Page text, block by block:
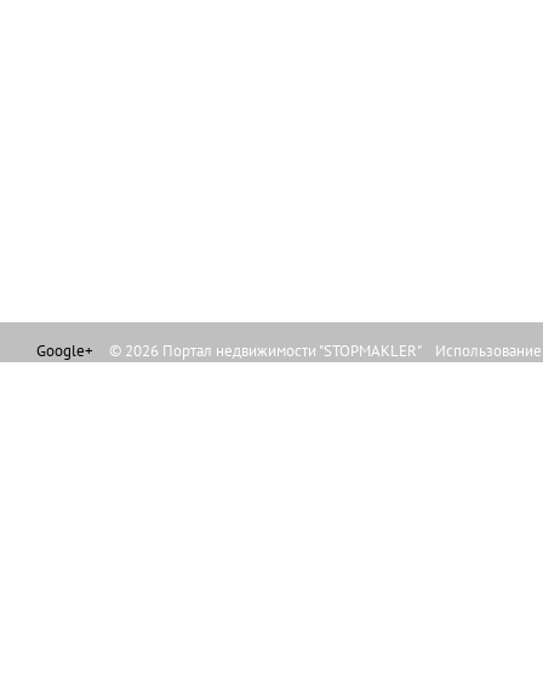
Google+ © 2026 Портал недвижимости "STOPMAKLER"